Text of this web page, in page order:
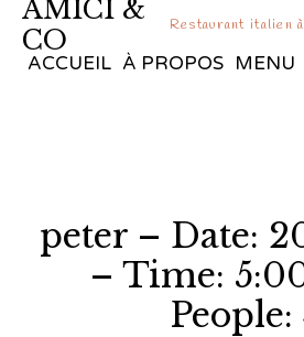
AMICI &
CO
Restaurant italien
ACCUEIL À PROPOS MENU
peter – Date:
– Time:
People: